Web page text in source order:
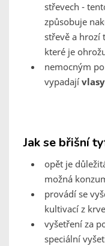
střevech -
způsobuje
střevě a hrozí
které je
nemocným
vypadají vlasy
Jak se břišní
opět je
možná
provádí se
kultivací z
vyšetření za
speciální